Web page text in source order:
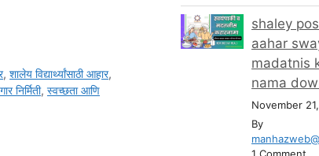
,शालेय विद्यार्थ्यांसाठी आहार,
निर्मिती, स्वच्छता आणि
shaley
aahar
madatnis
nama
November
By
1 Comment